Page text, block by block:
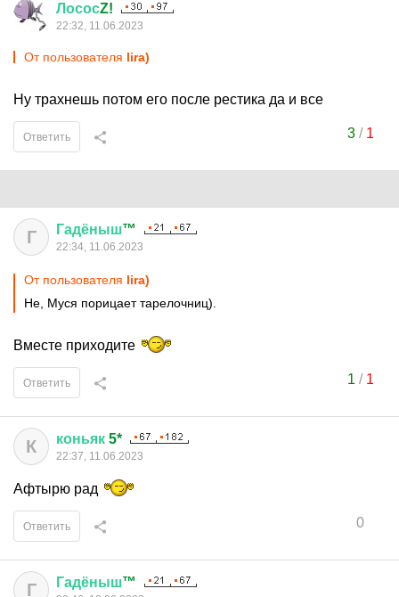
ЛососZ!
22:32, 11.06.2023
От пользователя lira)
Ну трахнешь потом его после рестика да и все
3/ 1
Ответить
Г Гадёныш™
22:34, 11.06.2023
От пользователя lira)
Не, Муся порицает тарелочниц).
Вместе приходите
1 / 1
Ответить
К коньяк 5*
22:37, 11.06.2023
Афтырю рад
0
Ответить
Г Гадёныш™